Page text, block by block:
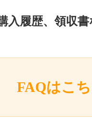
入履歴、領収
FAQはこ